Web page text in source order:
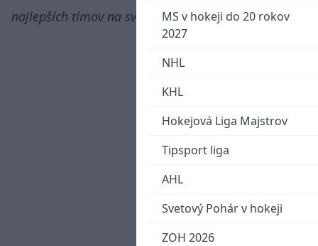
MS v hokeji do 20 rokov
2027
NHL
KHL
Hokejová Liga Majstrov
Tipsport liga
AHL
Svetový Pohár v hokeji
ZOH 2026
najlepších tímov na svete.